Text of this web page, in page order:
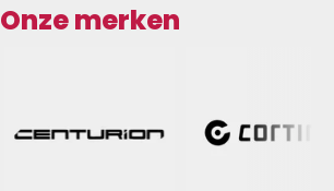
Onze merken